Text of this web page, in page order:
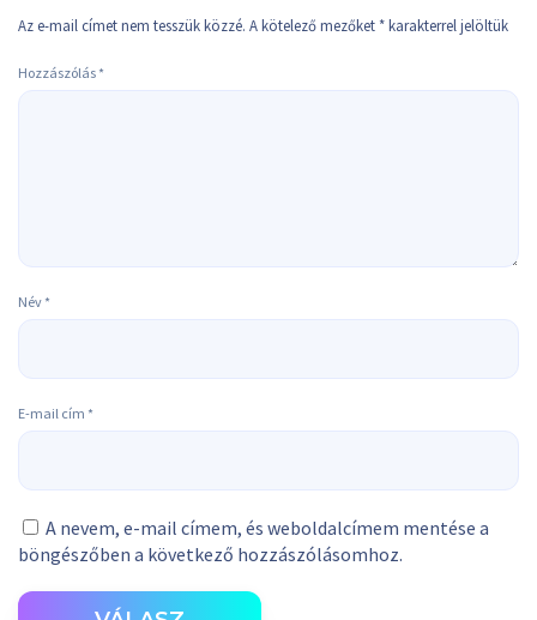
Az e-mail címet nem tesszük közzé. A kötelező mezőket *karakterrel jelöltük
Hozzászólás *
Név *
E-mail cím *
A nevem, e-mail címem, és weboldalcímem mentése a
böngészőben a következő hozzászólásomhoz.